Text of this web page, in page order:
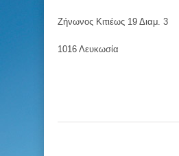
Ζήνωνος Κιτιέως 19 Διαμ. 3
1016 Λευκωσία